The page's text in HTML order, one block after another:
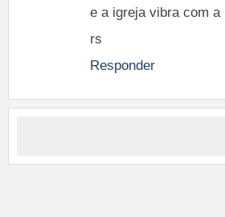
e a igreja vibra com a
rs
Responder